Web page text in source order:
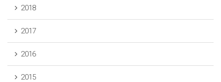
2018
2017
2016
2015